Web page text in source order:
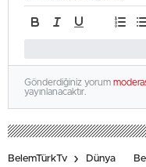
Gönderdiğiniz yorum
yayınlanacaktır.
BelemTürkTv Dünya